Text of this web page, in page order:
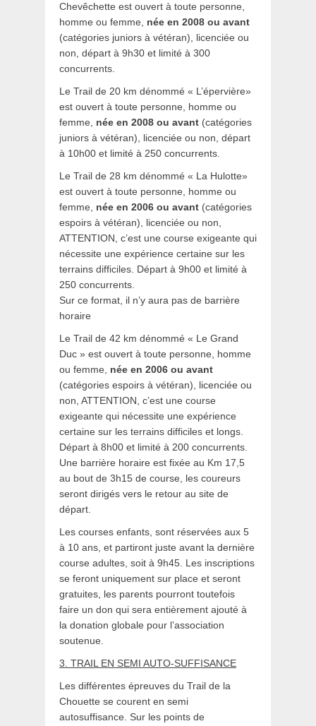
Chevêchette est ouvert à toute personne,
homme ou femme, née en 2008 ou avant
(catégories juniors à vétéran), licenciée ou
non, départ à 9h30 et limité à 300
concurrents.
Le Trail de 20 km dénommé « L’épervière»
est ouvert à toute personne, homme ou
femme, née en 2008 ou avant (catégories
juniors à vétéran), licenciée ou non, départ
à 10h00 et limité à 250 concurrents.
Le Trail de 28 km dénommé « La Hulotte»
est ouvert à toute personne, homme ou
femme, née en 2006 ou avant (catégories
espoirs à vétéran), licenciée ou non,
ATTENTION, c’est une course exigeante qui
nécessite une expérience certaine sur les
terrains difficiles. Départ à 9h00 et limité à
250 concurrents.
Sur ce format, il n’y aura pas de barrière
horaire
Le Trail de 42 km dénommé « Le Grand
Duc » est ouvert à toute personne, homme
ou femme, née en 2006 ou avant
(catégories espoirs à vétéran), licenciée ou
non, ATTENTION, c’est une course
exigeante qui nécessite une expérience
certaine sur les terrains difficiles et longs.
Départ à 8h00 et limité à 200 concurrents.
Une barrière horaire est fixée au Km 17,5
au bout de 3h15 de course, les coureurs
seront dirigés vers le retour au site de
départ.
Les courses enfants, sont réservées aux 5
à 10 ans, et partiront juste avant la dernière
course adultes, soit à 9h45. Les inscriptions
se feront uniquement sur place et seront
gratuites, les parents pourront toutefois
faire un don qui sera entièrement ajouté à
la donation globale pour l’association
soutenue.
3. TRAIL EN SEMI AUTO-SUFFISANCE
Les différentes épreuves du Trail de la
Chouette se courent en semi
autosuffisance. Sur les points de